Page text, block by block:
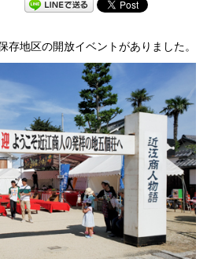
存地区の開放イベントがありました。